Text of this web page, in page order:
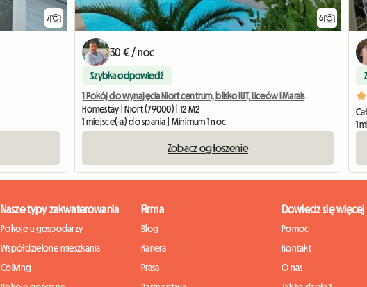
7 6
30 € / noc
Szybka odpowiedź
1 Pokój do wynajęcia Niort centrum, blisko IUT, Liceów i Marais
Homestay | Niort (79000) | 12 M2
1 miejsce(-a) do spania | Minimum 1 noc
Zobacz ogłoszenie
1
Nasze typy zakwaterowania
Pokoje u gospodarzy
Współdzielone mieszkania
Coliving
Firma
Blog
Kariera
Prasa
Dowiedz się więcej
Pomoc
Kontakt
O nas